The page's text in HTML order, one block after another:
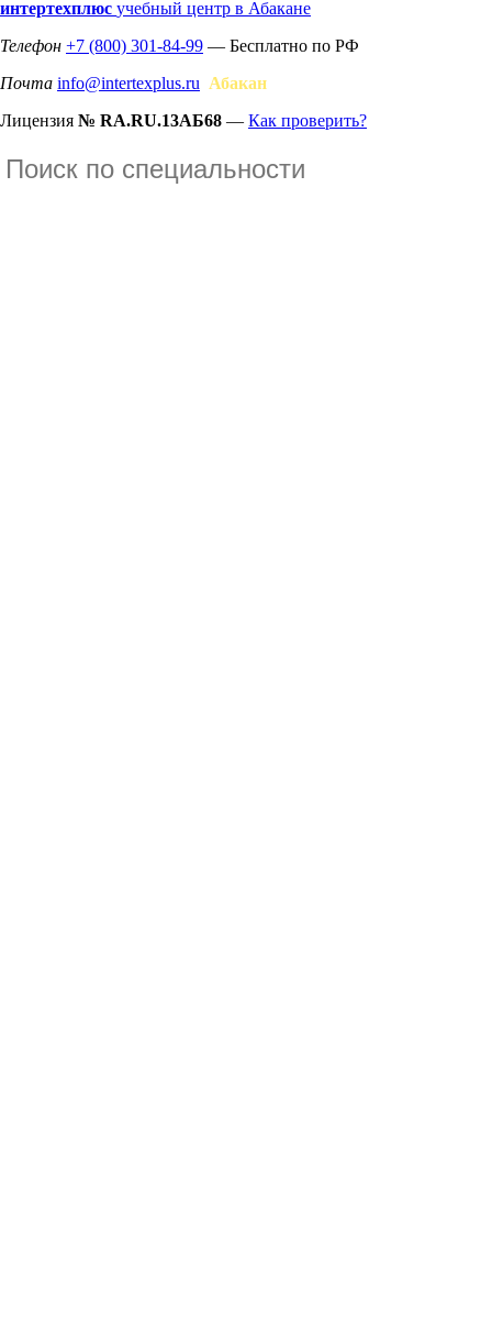
интертехплюс учебный центр в Абакане
Телефон +7 (800) 301-84-99 — Бесплатно по РФ
Почта info@intertexplus.ru Абакан
Лицензия № RA.RU.13АБ68 — Как проверить?